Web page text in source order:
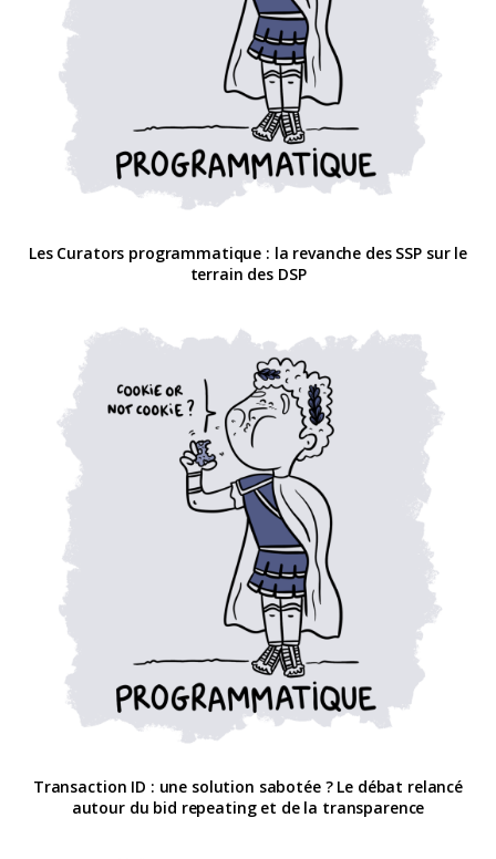
Les Curators programmatique : la revanche des SSP sur le
terrain des DSP
Transaction ID : une solution sabotée ? Le débat relancé
autour du bid repeating et de la transparence